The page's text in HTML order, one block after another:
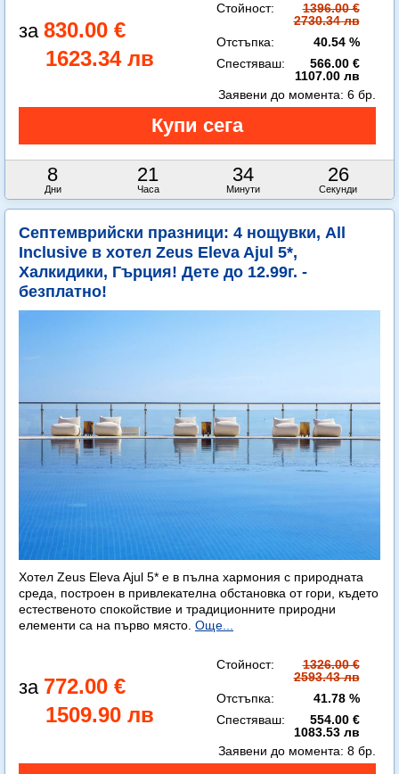
830.00 €
1623.34 лв
Стойност:
1396.00 €
2730.34 лв
Отстъпка:
40.54 %
Спестяваш:
566.00 €
1107.00 лв
8
Дни
21
Часа
34
Минути
25
Секунди
Заявени до момента: 6 бр.
Септемврийски празници: 4 нощувки, All
Inclusive в хотел Zeus Eleva Ajul 5*,
Халкидики, Гърция! Дете до 12.99г. -
безплатно!
Хотел Zeus Eleva Ajul 5* е в пълна хармония с природната
среда, построен в привлекателна обстановка от гори, където
естественото спокойствие и традиционните природни
елементи са на първо място. Още...
772.00 €
1509.90 лв
Стойност:
1326.00 €
2593.43 лв
Отстъпка:
41.78 %
Спестяваш:
554.00 €
1083.53 лв
Заявени до момента: 8 бр.